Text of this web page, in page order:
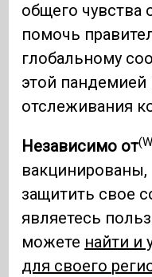
общего чувства
помочь
глобальному
этой
отслеживания
Независимо от
защитить свое
являетесь
можете найти и
для своего